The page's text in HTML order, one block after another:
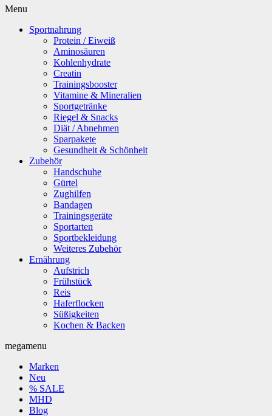
Menu
Sportnahrung
Protein / Eiweiß
Aminosäuren
Kohlenhydrate
Creatin
Trainingsbooster
Vitamine & Mineralien
Sportgetränke
Riegel & Snacks
Diät / Abnehmen
Sparpakete
Gesundheit & Schönheit
Zubehör
Handschuhe
Gürtel
Zughilfen
Bandagen
Trainingsgeräte
Sportarten
Sportbekleidung
Weiteres Zubehör
Ernährung
Aufstrich
Frühstück
Reis
Haferflocken
Süßigkeiten
Kochen & Backen
megamenu
Marken
Neu
% SALE
MHD
Blog